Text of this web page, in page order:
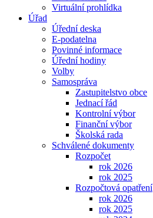
Virtuální prohlídka
Úřad
Úřední deska
E-podatelna
Povinné informace
Úřední hodiny
Volby
Samospráva
Zastupitelstvo obce
Jednací řád
Kontrolní výbor
Finanční výbor
Školská rada
Schválené dokumenty
Rozpočet
rok 2026
rok 2025
Rozpočtová opatření
rok 2026
rok 2025